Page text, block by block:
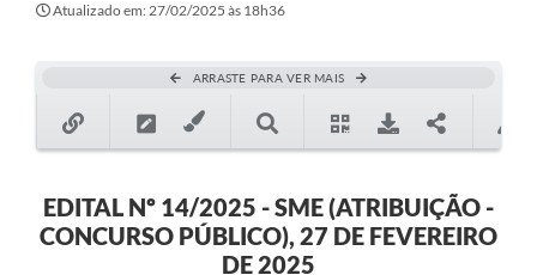
SIC
Serviços Online
Legislação
A Prefeitura
Atualizado em: 27/02/2025 às 18h36
ARRASTE PARA VER MAIS
EDITAL Nº 14/2025 - SME (ATRIBUIÇÃO -
CONCURSO PÚBLICO), 27 DE FEVEREIRO
DE 2025